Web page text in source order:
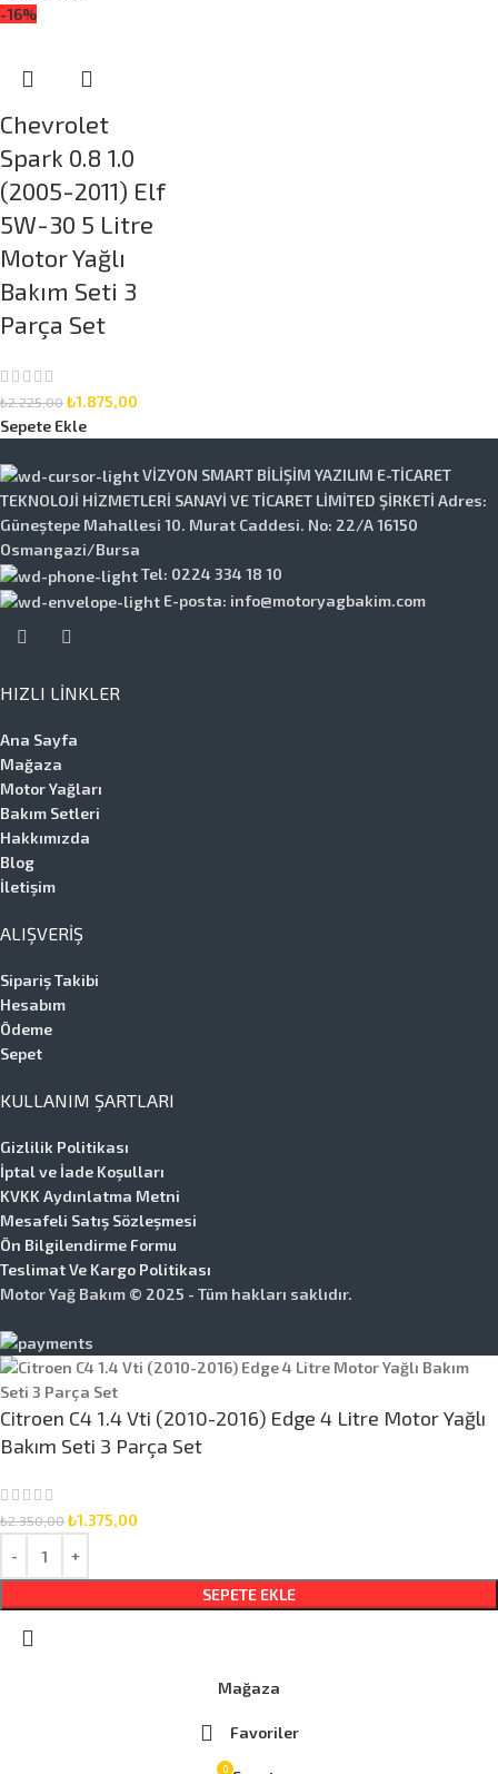
-16%
Chevrolet
Spark 0.8 1.0
(2005-2011) Elf
5W-30 5 Litre
Motor Yağlı
Bakım Seti 3
Parça Set
₺2.225,00₺1.875,00
Sepete Ekle
VİZYON SMART BİLİŞİM YAZILIM E-TİCARET
TEKNOLOJİ HİZMETLERİ SANAYİ VE TİCARET LİMİTED ŞİRKETİ Adres:
Güneştepe Mahallesi 10. Murat Caddesi. No: 22/A 16150
Osmangazi/Bursa
Tel: 0224 334 18 10
E-posta: info@motoryagbakim.com
HIZLI LINKLER
Ana Sayfa
Mağaza
Motor Yağları
Bakım Setleri
Hakkımızda
Blog
İletişim
ALIŞVERIŞ
Sipariş Takibi
Hesabım
Ödeme
Sepet
KULLANIM ŞARTLARI
Gizlilik Politikası
İptal ve İade Koşulları
KVKK Aydınlatma Metni
Mesafeli Satış Sözleşmesi
Ön Bilgilendirme Formu
Teslimat Ve Kargo Politikası
Motor Yağ Bakım © 2025 - Tüm hakları saklıdır.
Citroen C4 1.4 Vti (2010-2016) Edge 4 Litre Motor Yağlı
Bakım Seti 3 Parça Set
₺2.350,00₺1.375,00
SEPETE EKLE
Mağaza
Favoriler
0